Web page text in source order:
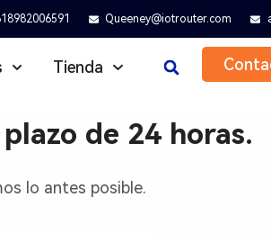
Queeney@iotrouter.com
Tienda
de 24 horas.
lo antes posible.